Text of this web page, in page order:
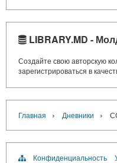
LIBRARY.MD -
Создайте свою авторскую
зарегистрироваться в
Главная › Дневники ›
Конфиденциальность